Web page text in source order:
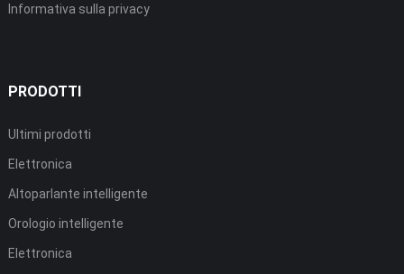
Informativa sulla privacy
PRODOTTI
Ultimi prodotti
Elettronica
Altoparlante intelligente
Orologio intelligente
Elettronica